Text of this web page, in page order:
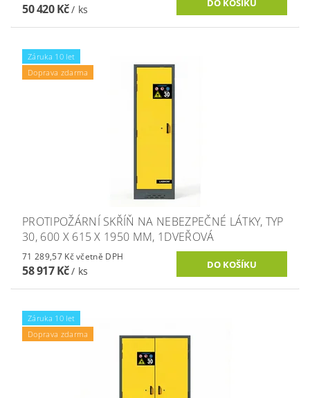
50 420 Kč/ ks
Záruka 10 let
Doprava zdarma
PROTIPOŽÁRNÍ SKŘÍŇ NA NEBEZPEČNÉ LÁTKY, TYP
30, 600 X 615 X 1950 MM, 1DVEŘOVÁ
71 289,57 Kč včetně DPH
58 917 Kč/ ks
Záruka 10 let
Doprava zdarma